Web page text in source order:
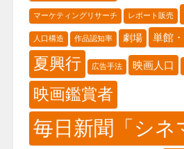
マーケティングリサーチ レポート販売
人口構造 作品認知率 劇場 単館
夏興行 広告手法 映画人口
映画鑑賞者
毎日新聞「シネ